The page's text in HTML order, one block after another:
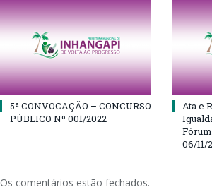
5ª CONVOCAÇÃO – CONCURSO
PÚBLICO Nº 001/2022
Ata e
06/11/
Os comentários estão fechados.